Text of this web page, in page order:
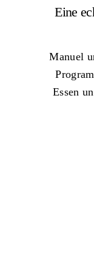
Eine
Manuel
Essen